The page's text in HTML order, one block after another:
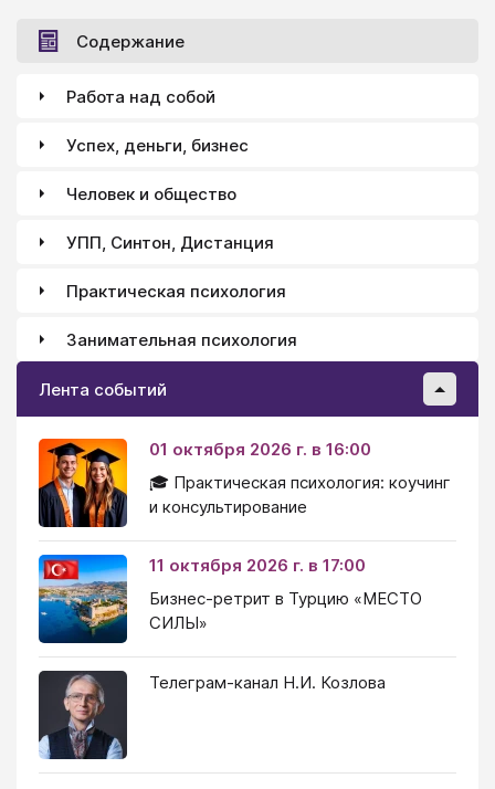
хороших людей пытается пропихнуть друг другу
агрессию, обиды, претензии, дискомфорт,
маленькую собачонку. Чем часто делает друг другу
которая бы стимулировала развиваться – и которая
мало. Буквально с фонарями и лопатой надо искать,
Содержание
Работа над собой
Успех, деньги, бизнес
Человек и общество
УПП, Синтон, Дистанция
Практическая психология
Занимательная психология
Лента событий
01 октября 2026 г. в 16:00
🎓 Практическая психология: коучинг
и консультирование
11 октября 2026 г. в 17:00
Бизнес-ретрит в Турцию «МЕСТО
СИЛЫ»
Телеграм-канал Н.И. Козлова